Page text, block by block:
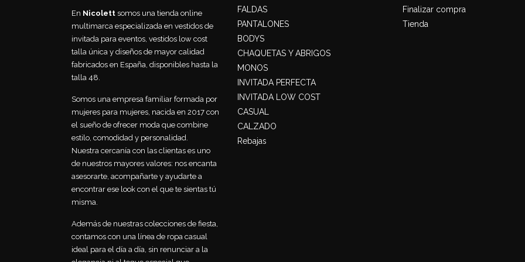
En Nicolett somos una tienda online
multimarca especializada en vestidos de
invitada para eventos, vestidos low cost
talla única y diseños de mayor calidad
fabricados en España, disponibles hasta la
talla 48.
Somos una empresa familiar formada por
mujeres para mujeres, nacida en 2017 con
el sueño de ofrecer moda que combine
estilo, comodidad y personalidad.
Nuestra cercanía con las clientas es uno
de nuestros mayores valores: nos encanta
asesorarte, acompañarte y ayudarte a
encontrar ese look con el que te sientas tú
misma.
Además de nuestras colecciones de fiesta,
contamos con una línea de ropa casual
ideal para el día a día, sin renunciar a la
FALDAS
PANTALONES
BODYS
CHAQUETAS Y ABRIGOS
MONOS
INVITADA PERFECTA
INVITADA LOW COST
CASUAL
CALZADO
Rebajas
Finalizar compra
Tienda